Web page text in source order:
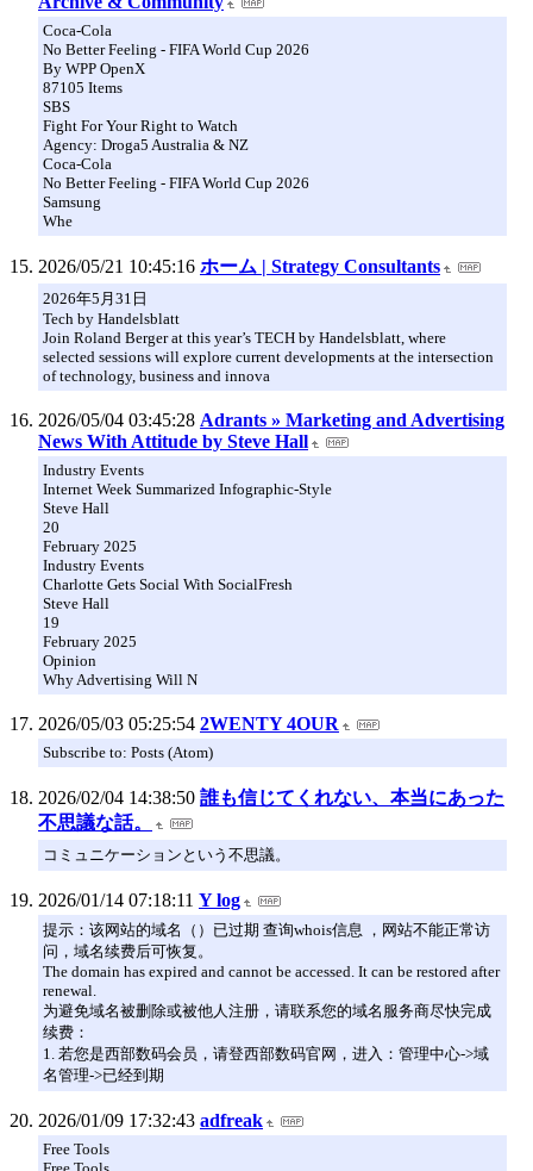
Coca-Cola
No Better Feeling - FIFA World Cup 2026
By WPP OpenX
87105 Items
SBS
Fight For Your Right to Watch
Agency: Droga5 Australia & NZ
Coca-Cola
No Better Feeling - FIFA World Cup 2026
Samsung
Whe
2026/05/21 10:45:16 ホーム | Strategy Consultants
2026年5月31日
Tech by Handelsblatt
Join Roland Berger at this year’s TECH by Handelsblatt, where
selected sessions will explore current developments at the intersection
of technology, business and innova
2026/05/04 03:45:28 Adrants » Marketing and Advertising
News With Attitude by Steve Hall
Industry Events
Internet Week Summarized Infographic-Style
Steve Hall
20
February 2025
Industry Events
Charlotte Gets Social With SocialFresh
Steve Hall
19
February 2025
Opinion
Why Advertising Will N
2026/05/03 05:25:54 2WENTY 4OUR
Subscribe to: Posts (Atom)
2026/02/04 14:38:50 誰も信じてくれない、本当にあった
不思議な話。
コミュニケーションという不思議。
2026/01/14 07:18:11 Y log
提示：该网站的域名（）已过期 查询whois信息 ，网站不能正常访
问，域名续费后可恢复。
The domain has expired and cannot be accessed. It can be restored after
renewal.
为避免域名被删除或被他人注册，请联系您的域名服务商尽快完成
续费：
1. 若您是西部数码会员，请登西部数码官网，进入：管理中心->域
名管理->已经到期
2026/01/09 17:32:43 adfreak
Free Tools